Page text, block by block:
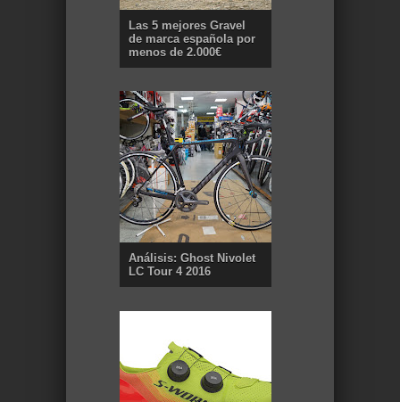
Las 5 mejores Gravel
de marca española por
menos de 2.000€
Análisis: Ghost Nivolet
LC Tour 4 2016